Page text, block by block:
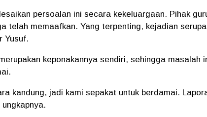
persoalan ini secara kekeluargaan. Pihak
telah memaafkan. Yang terpenting, kejadian
Yusuf.
keponakannya sendiri, sehingga masalah
kandung, jadi kami sepakat untuk berdamai.